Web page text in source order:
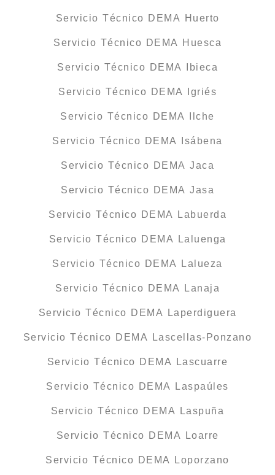
Servicio Técnico DEMA Huerto
Servicio Técnico DEMA Huesca
Servicio Técnico DEMA Ibieca
Servicio Técnico DEMA Igriés
Servicio Técnico DEMA Ilche
Servicio Técnico DEMA Isábena
Servicio Técnico DEMA Jaca
Servicio Técnico DEMA Jasa
Servicio Técnico DEMA Labuerda
Servicio Técnico DEMA Laluenga
Servicio Técnico DEMA Lalueza
Servicio Técnico DEMA Lanaja
Servicio Técnico DEMA Laperdiguera
Servicio Técnico DEMA Lascellas-Ponzano
Servicio Técnico DEMA Lascuarre
Servicio Técnico DEMA Laspaúles
Servicio Técnico DEMA Laspuña
Servicio Técnico DEMA Loarre
Servicio Técnico DEMA Loporzano